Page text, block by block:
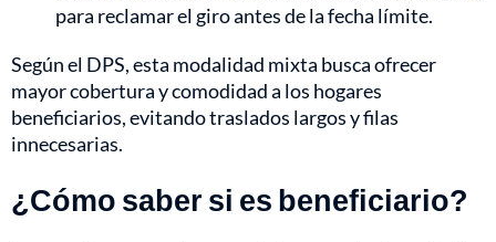
para reclamar el giro antes de la fecha límite.
Según el DPS, esta modalidad mixta busca ofrecer
mayor cobertura y comodidad a los hogares
beneficiarios, evitando traslados largos y filas
innecesarias.
¿Cómo saber si es beneficiario?